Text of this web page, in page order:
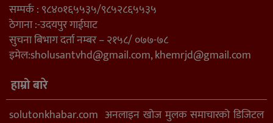
सम्पर्क : ९८४०१६५५३५/९८५२८६५५३५
ठेगाना :-उदयपुर गाईघाट
सुचना बिभाग दर्ता नम्बर – २१५८/ ०७७-७८
इमेल:sholusantvhd@gmail.com,khemrjd@gmail.com
हाम्रो बारे
solutonkhabar.com अनलाइन खोज मुलक समाचारको डिजिटल